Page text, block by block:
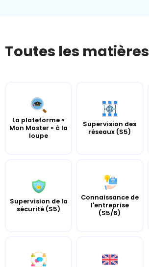
Toutes les matières
La plateforme «
Mon Master » à la
loupe
Supervision des
réseaux (S5)
Supervision de la
sécurité (S5)
Connaissance de
l'entreprise
(S5/6)